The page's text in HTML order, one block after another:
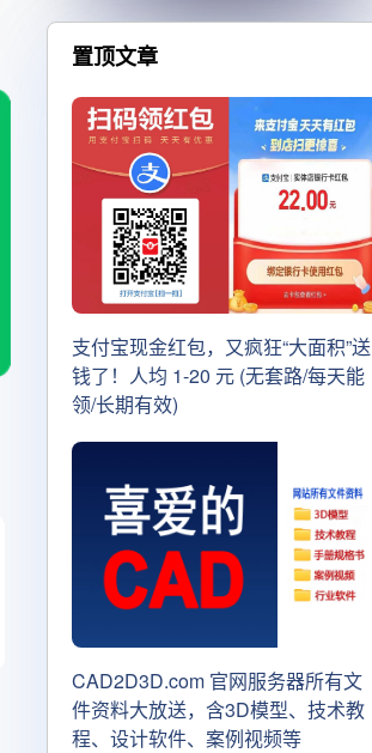
置顶文章
支付宝现金红包，又疯狂“大面积”送
钱了！人均 1-20 元 (无套路/每天能
领/长期有效)
CAD2D3D.com 官网服务器所有文
件资料大放送，含3D模型、技术教
程、设计软件、案例视频等